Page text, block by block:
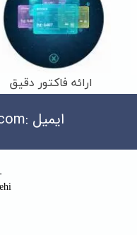
ارائه فاکتور دقیق
ایمیل :hajzakershop@jmail.com